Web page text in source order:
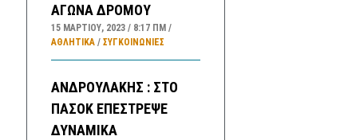
ΑΓΩΝΑ ΔΡΟΜΟΥ
15 ΜΑΡΤΊΟΥ, 2023 8:17 ΠΜ
ΑΘΛΗΤΙΚΑ/ ΣΥΓΚΟΙΝΩΝΊΕΣ
ΑΝΔΡΟΥΛΑΚΗΣ : ΣΤΟ
ΠΑΣΟΚ ΕΠΕΣΤΡΕΨΕ
ΔΥΝΑΜΙΚΑ